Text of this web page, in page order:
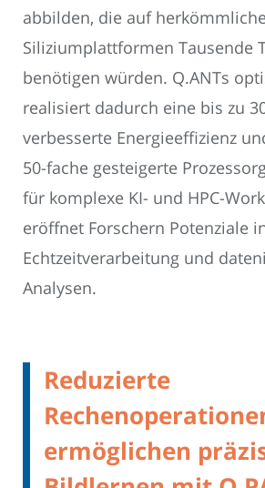
abbilden, die auf
Siliziumplattformen Tausende
benötigen würden. Q.ANTs
realisiert dadurch eine bis zu
verbesserte Energieeffizienz
50-fache gesteigerte
für komplexe KI- und HPC-
eröffnet Forschern Potenziale
Echtzeitverarbeitung und
Analysen.
Reduzierte
ermöglichen